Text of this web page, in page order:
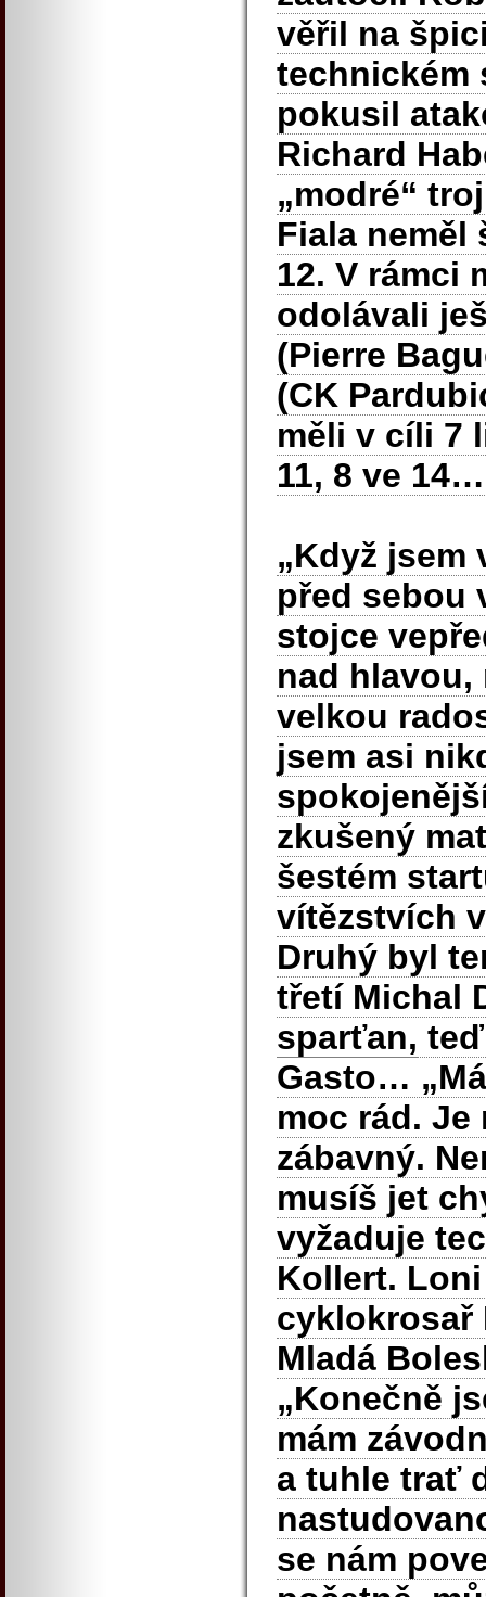
věřil na
technickém
pokusil
Richard
„modré“
Fiala neměl
12. V rámci
odolávali
(Pierre
(CK
měli v cíli 7
11, 8 ve 14…
„Když jsem
před sebou
stojce
nad hlavou,
velkou
jsem asi
zkušený
šestém
vítězstvích
Druhý byl
třetí Michal
sparťan,
Gasto…
moc rád. Je
zábavný.
musíš jet
vyžaduje
Kollert.
cyklokrosař
Mladá
„Konečně
mám
a tuhle trať
se nám